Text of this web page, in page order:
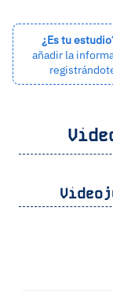
¿Es tu
añadir la